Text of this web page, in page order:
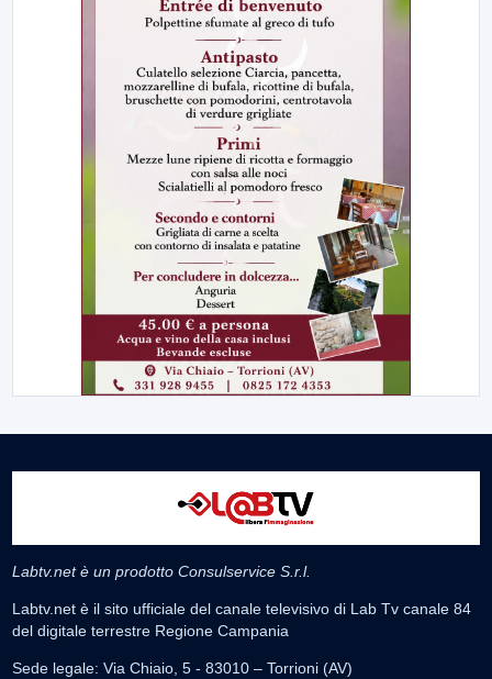
Labtv.net è un prodotto Consulservice S.r.l.
Labtv.net è il sito ufficiale del canale televisivo di Lab Tv canale 84
del digitale terrestre Regione Campania
Sede legale: Via Chiaio, 5 - 83010 – Torrioni (AV)